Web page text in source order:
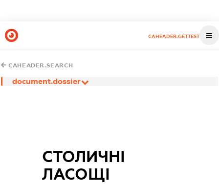
CAHEADER.GETTEST
CAHEADER.SEARCH
document.dossier
СТОЛИЧНІ
ЛАСОЩІ